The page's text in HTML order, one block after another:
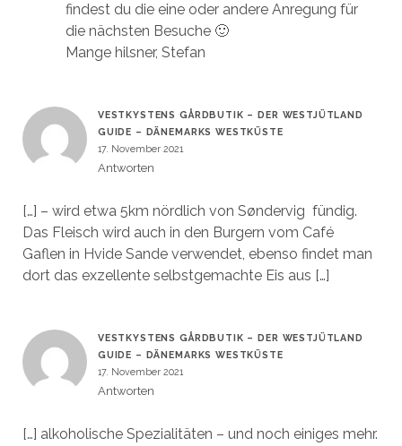
findest du die eine oder andere Anregung für
die nächsten Besuche 🙂
Mange hilsner, Stefan
VESTKYSTENS GÅRDBUTIK – DER WESTJÜTLAND
GUIDE – DÄNEMARKS WESTKÜSTE
17. November 2021
Antworten
[…] – wird etwa 5km nördlich von Søndervig fündig.
Das Fleisch wird auch in den Burgern vom Café
Gaflen in Hvide Sande verwendet, ebenso findet man
dort das exzellente selbstgemachte Eis aus […]
VESTKYSTENS GÅRDBUTIK – DER WESTJÜTLAND
GUIDE – DÄNEMARKS WESTKÜSTE
17. November 2021
Antworten
[…] alkoholische Spezialitäten – und noch einiges mehr.